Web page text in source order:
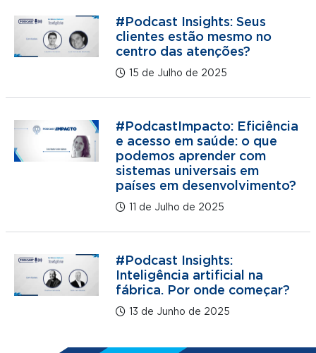
#Podcast Insights: Seus
clientes estão mesmo no
centro das atenções?
15 de Julho de 2025
#PodcastImpacto: Eficiência
e acesso em saúde: o que
podemos aprender com
sistemas universais em
países em desenvolvimento?
11 de Julho de 2025
#Podcast Insights:
Inteligência artificial na
fábrica. Por onde começar?
13 de Junho de 2025